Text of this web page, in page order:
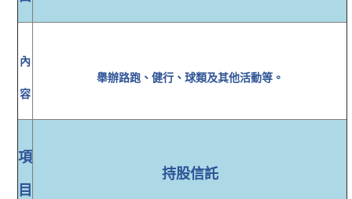
內
容
舉辦路跑、健行、球類及其他活動等。
項
目
持股信託